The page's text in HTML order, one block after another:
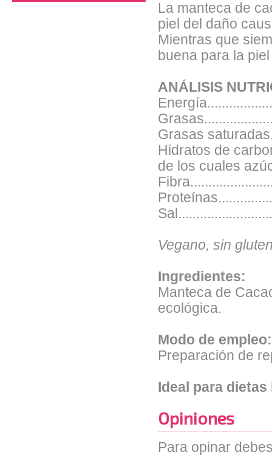
La manteca de
piel del daño
Mientras que
buena para la
ANÁLISIS
Grasas
Hidratos de
de los cuales
Vegano, sin
Ingredientes:
Manteca de
ecológica.
Modo de empleo:
Preparación de
Ideal para dietas
Opiniones
Para opinar